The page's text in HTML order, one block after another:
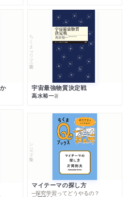
ちくまプリマー新書
宇宙最強物質決定戦
高水裕一著
シリーズ・全集
マイテーマの探し方
─探究学習ってどうやるの？